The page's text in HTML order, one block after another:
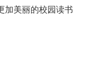
加美丽的校园读书